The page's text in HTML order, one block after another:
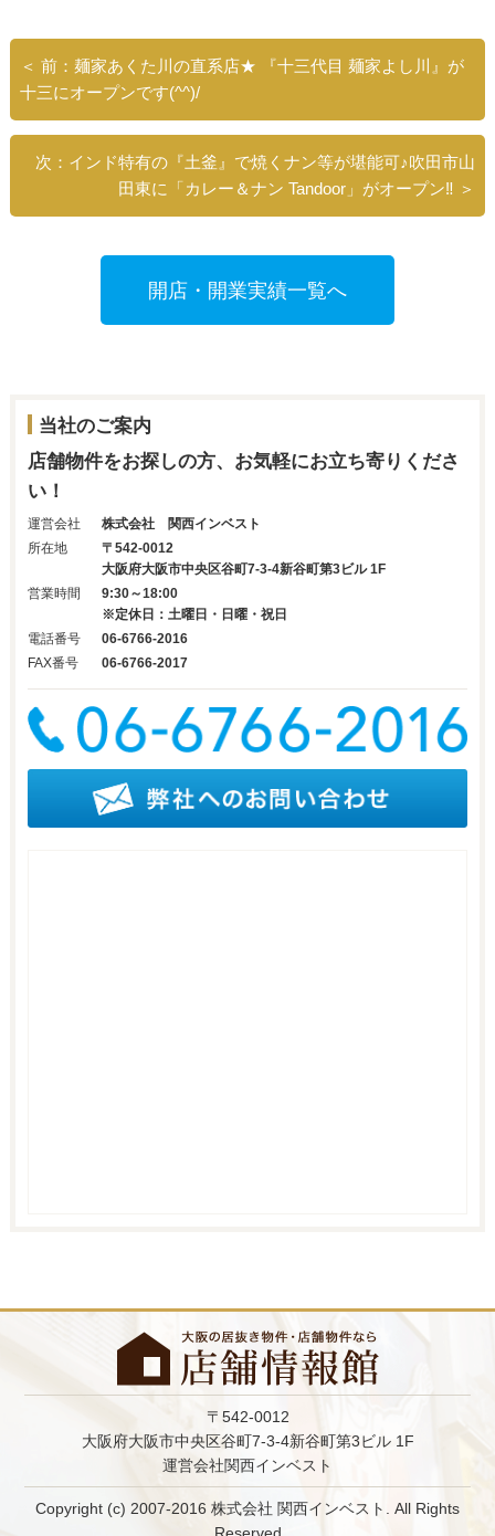
＜ 前：麺家あくた川の直系店★ 『十三代目 麺家よし川』が
十三にオープンです(^^)/
次：インド特有の『土釜』で焼くナン等が堪能可♪吹田市山
田東に「カレー＆ナン Tandoor」がオープン‼ ＞
開店・開業実績一覧へ
当社のご案内
店舗物件をお探しの方、お気軽にお立ち寄りくださ
い！
運営会社
株式会社 関西インベスト
所在地
〒542-0012
大阪府大阪市中央区谷町7-3-4新谷町第3ビル 1F
営業時間
9:30～18:00
※定休日：土曜日・日曜・祝日
電話番号
06-6766-2016
FAX番号
06-6766-2017
〒542-0012
大阪府大阪市中央区谷町7-3-4新谷町第3ビル 1F
運営会社関西インベスト
Copyright (c) 2007-2016 株式会社 関西インベスト. All Rights